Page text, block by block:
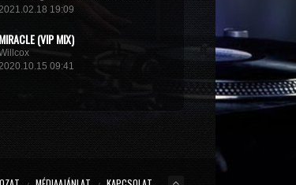
19:09
MIRACLE (VIP MIX)
09:41